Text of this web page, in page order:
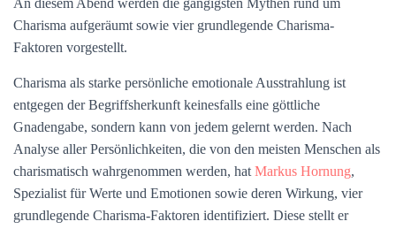
An diesem Abend werden die gängigsten Mythen rund um
Charisma aufgeräumt sowie vier grundlegende Charisma-
Faktoren vorgestellt.
Charisma als starke persönliche emotionale Ausstrahlung ist
entgegen der Begriffsherkunft keinesfalls eine göttliche
Gnadengabe, sondern kann von jedem gelernt werden. Nach
Analyse aller Persönlichkeiten, die von den meisten Menschen als
charismatisch wahrgenommen werden, hat Markus Hornung,
Spezialist für Werte und Emotionen sowie deren Wirkung, vier
grundlegende Charisma-Faktoren identifiziert. Diese stellt er